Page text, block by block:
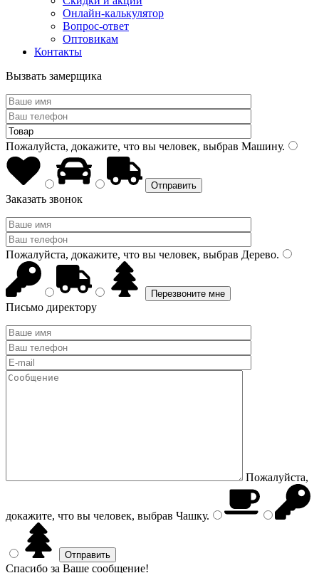
Онлайн-калькулятор
Вопрос-ответ
Оптовикам
Контакты
Вызвать замерщика
Пожалуйста, докажите, что вы человек, выбрав Машину.
Заказать звонок
Пожалуйста, докажите, что вы человек, выбрав Дерево.
Письмо директору
Пожалуйста,
докажите, что вы человек, выбрав Чашку.
Спасибо за Ваше сообщение!